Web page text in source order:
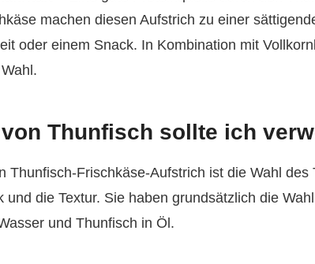
machen diesen Aufstrich zu einer
oder einem Snack. In Kombination mit
Thunfisch sollte ich
Thunfisch-Frischkäse-Aufstrich ist die Wahl des
und die Textur. Sie haben grundsätzlich die
und Thunfisch in Öl.